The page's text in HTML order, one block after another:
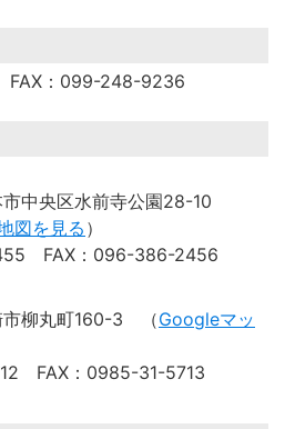
：099-248-9236
中央区水前寺公園28-10
図を見る ）
FAX：096-386-2456
柳丸町160-3 （Googleマッ
FAX：0985-31-5713